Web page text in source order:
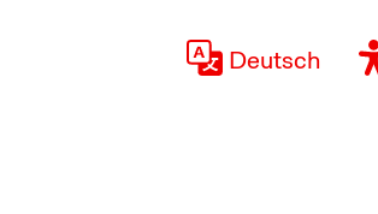
Deutsch